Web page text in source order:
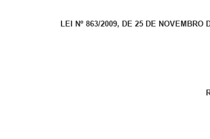
LEI Nº 863/2009, DE 25 DE NOVEMBRO